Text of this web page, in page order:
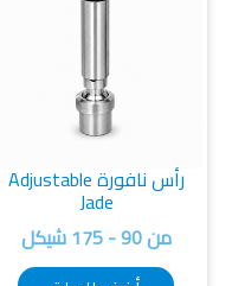
رأس نافورة Adjustable
Jade
من 90 - 175 شيكل